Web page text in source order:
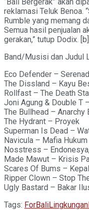
reklamasi Teluk Benoa.
Rumble yang memang
Semua hasil penjualan
gerakan,” tutup Dodix. [b]
Band/Musisi dan Judul
Eco Defender –
The Dissland – Kayu
Rollfast – The Death
Joni Agung & Double T
The Bullhead – Anarchy
The Hydrant – Proyek
Superman Is Dead –
Navicula – Mafia Hukum
Nosstress –
Made Mawut – Krisis
Scares Of Bums –
Ripper Clown – Stop
Ugly Bastard – Bakar
Tags: ForBaliLingkungan